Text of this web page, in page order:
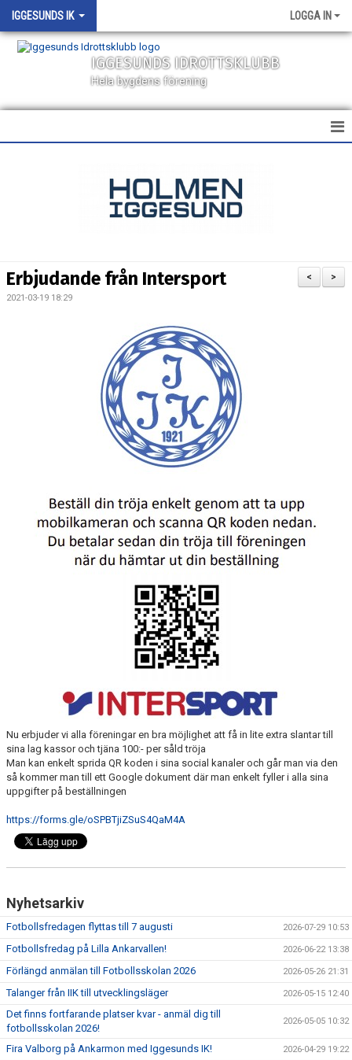
IGGESUNDS IK LOGGA IN
IGGESUNDS IDROTTSKLUBB
Hela bygdens förening
VÅRA LAG
>
<
Erbjudande från Intersport
2021-03-19 18:29
Nu erbjuder vi alla föreningar en bra möjlighet att få in lite extra slantar till
sina lag kassor och tjäna 100:- per såld tröja
Man kan enkelt sprida QR koden i sina social kanaler och går man via den
så kommer man till ett Google dokument där man enkelt fyller i alla sina
uppgifter på beställningen
https://forms.gle/oSPBTjiZSuS4QaM4A
Nyhetsarkiv
Fotbollsfredagen flyttas till 7 augusti 2026-07-29 10:53
Fotbollsfredag på Lilla Ankarvallen! 2026-06-22 13:38
Förlängd anmälan till Fotbollsskolan 2026 2026-05-26 21:31
Talanger från IIK till utvecklingsläger 2026-05-15 12:40
Det finns fortfarande platser kvar - anmäl dig till
fotbollsskolan 2026!
2026-05-05 10:32
Fira Valborg på Ankarmon med Iggesunds IK! 2026-04-29 19:22